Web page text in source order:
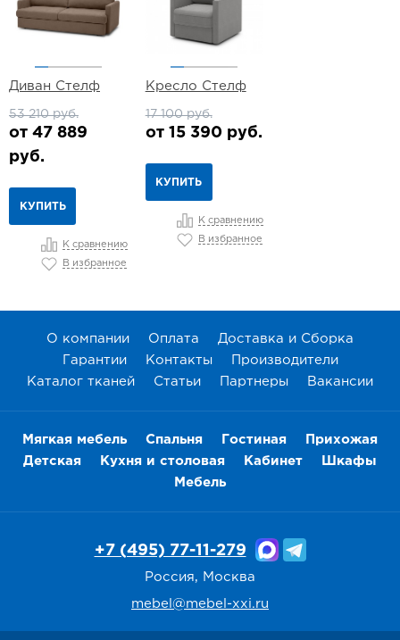
Диван Стелф
53 210 руб.
от 47 889
руб.
КУПИТЬ
К сравнению
В избранное
Кресло Стелф
17 100 руб.
от 15 390 руб.
КУПИТЬ
К сравнению
В избранное
О компании Оплата
Доставка и Сборка
Гарантии
Контакты
Производители
Каталог тканей
Статьи Партнеры Вакансии
Мягкая мебель Спальня Гостиная
Прихожая
Детская
Кухня и столовая Кабинет
Шкафы
Мебель
+7 (495) 77-11-279
Россия, Москва
mebel@mebel-xxi.ru